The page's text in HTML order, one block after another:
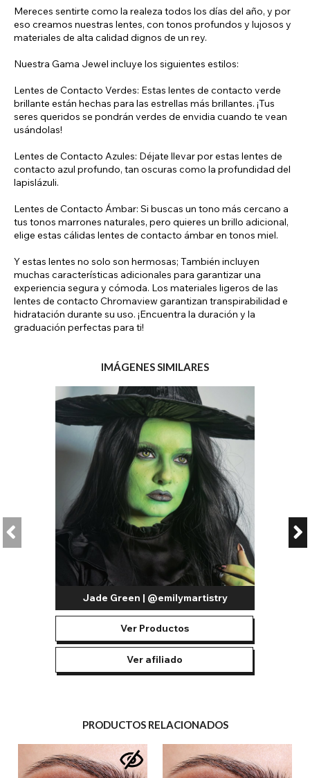
Mereces sentirte como la realeza todos los días del año, y por
eso creamos nuestras lentes, con tonos profundos y lujosos y
materiales de alta calidad dignos de un rey.
Nuestra Gama Jewel incluye los siguientes estilos:
Lentes de Contacto Verdes: Estas lentes de contacto verde
brillante están hechas para las estrellas más brillantes. ¡Tus
seres queridos se pondrán verdes de envidia cuando te vean
usándolas!
Lentes de Contacto Azules: Déjate llevar por estas lentes de
contacto azul profundo, tan oscuras como la profundidad del
lapislázuli.
Lentes de Contacto Ámbar: Si buscas un tono más cercano a
tus tonos marrones naturales, pero quieres un brillo adicional,
elige estas cálidas lentes de contacto ámbar en tonos miel.
Y estas lentes no solo son hermosas; También incluyen
muchas características adicionales para garantizar una
experiencia segura y cómoda. Los materiales ligeros de las
lentes de contacto Chromaview garantizan transpirabilidad e
hidratación durante su uso. ¡Encuentra la duración y la
graduación perfectas para ti!
IMÁGENES SIMILARES
Jade Green | @emilymartistry
Ver Productos
Ver afiliado
PRODUCTOS RELACIONADOS